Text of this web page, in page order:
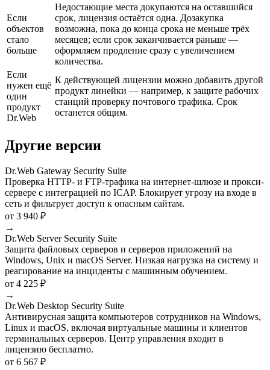
Если
объектов
стало
больше
Недостающие места докупаются на оставшийся
срок, лицензия остаётся одна. Дозакупка
возможна, пока до конца срока не меньше трёх
месяцев; если срок заканчивается раньше —
оформляем продление сразу с увеличением
количества.
Если
нужен ещё
один
продукт
Dr.Web
К действующей лицензии можно добавить другой
продукт линейки — например, к защите рабочих
станций проверку почтового трафика. Срок
останется общим.
Другие версии
Dr.Web Gateway Security Suite
Проверка HTTP- и FTP-трафика на интернет-шлюзе и прокси-
сервере с интеграцией по ICAP. Блокирует угрозу на входе в
сеть и фильтрует доступ к опасным сайтам.
от 3 940 ₽
→
Dr.Web Server Security Suite
Защита файловых серверов и серверов приложений на
Windows, Unix и macOS Server. Низкая нагрузка на систему и
реагирование на инциденты с машинным обучением.
от 4 225 ₽
→
Dr.Web Desktop Security Suite
Антивирусная защита компьютеров сотрудников на Windows,
Linux и macOS, включая виртуальные машины и клиентов
терминальных серверов. Центр управления входит в
лицензию бесплатно.
от 6 567 ₽